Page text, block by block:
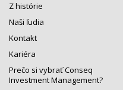
Z histórie
Naši ľudia
Kontakt
Kariéra
Prečo si vybrať Conseq
Investment Management?